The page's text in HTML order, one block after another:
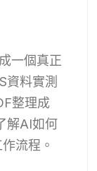
一個真正
資料實測
整理成
解AI如何
流程。